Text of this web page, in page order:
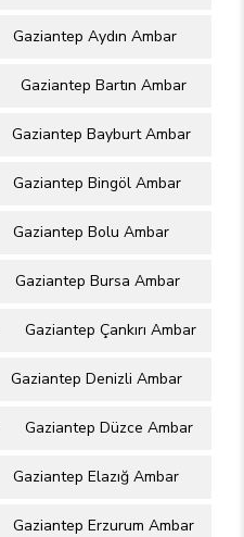
Gaziantep Aydın Ambar
Gaziantep Bartın Ambar
Gaziantep Bayburt Ambar
Gaziantep Bingöl Ambar
Gaziantep Bolu Ambar
Gaziantep Bursa Ambar
Gaziantep Çankırı Ambar
Gaziantep Denizli Ambar
Gaziantep Düzce Ambar
Gaziantep Elazığ Ambar
Gaziantep Erzurum Ambar